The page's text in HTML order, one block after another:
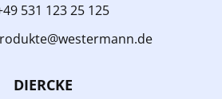
531 123 25 125
DIERCKE